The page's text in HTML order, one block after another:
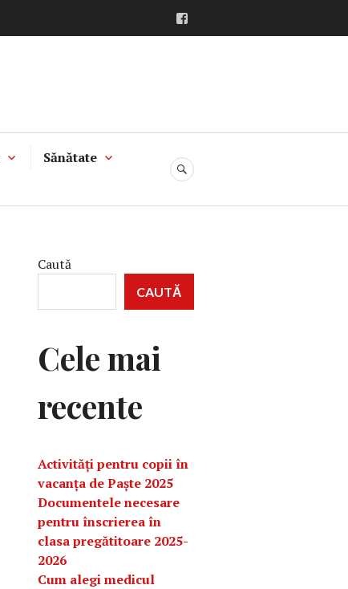
Sănătate
CĂUTARE
Caută
CAUTĂ
Cele mai
recente
Activități pentru copii în
vacanța de Paște 2025
Documentele necesare
pentru înscrierea în
clasa pregătitoare 2025-
2026
Cum alegi medicul